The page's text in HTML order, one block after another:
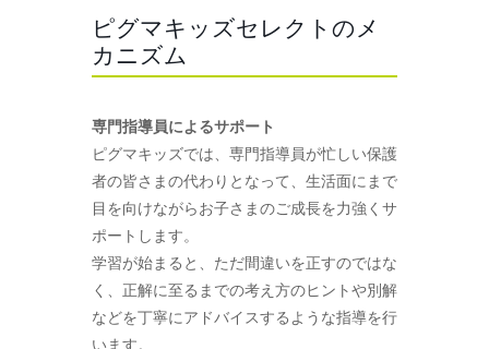
ピグマキッズセレクトのメ
カニズム
専門指導員によるサポート
ピグマキッズでは、専門指導員が忙しい保護
者の皆さまの代わりとなって、生活面にまで
目を向けながらお子さまのご成長を力強くサ
ポートします。
学習が始まると、ただ間違いを正すのではな
く、正解に至るまでの考え方のヒントや別解
などを丁寧にアドバイスするような指導を行
います。